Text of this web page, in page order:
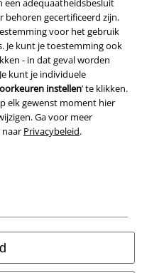
een adequaatheidsbesluit
behoren gecertificeerd zijn.
voor het gebruik
Je kunt je toestemming ook
- in dat geval worden
kunt je individuele
instellen’ te klikken.
elk gewenst moment hier
Ga voor meer
Privacybeleid.